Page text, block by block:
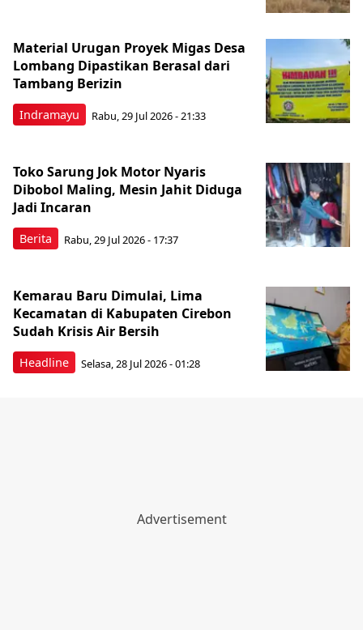
Indramayu
Material Urugan Proyek Migas Desa
Lombang Dipastikan Berasal dari
Tambang Berizin
Rabu, 29 Jul 2026 - 21:33
Berita
Toko Sarung Jok Motor Nyaris
Dibobol Maling, Mesin Jahit Diduga
Jadi Incaran
Rabu, 29 Jul 2026 - 17:37
Headline
Kemarau Baru Dimulai, Lima
Kecamatan di Kabupaten Cirebon
Sudah Krisis Air Bersih
Selasa, 28 Jul 2026 - 01:28